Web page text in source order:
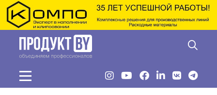
Перейти к основному содержанию